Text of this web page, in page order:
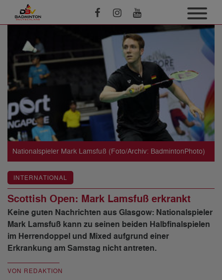
Nationalspieler Mark Lamsfuß (Foto/Archiv: BadmintonPhoto)
INTERNATIONAL
Scottish Open: Mark Lamsfuß erkrankt
Keine guten Nachrichten aus Glasgow: Nationalspieler
Mark Lamsfuß kann zu seinen beiden Halbfinalspielen
im Herrendoppel und Mixed aufgrund einer
Erkrankung am Samstag nicht antreten.
VON REDAKTION